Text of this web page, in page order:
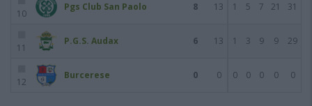
10
Pgs Club San Paolo 8 13 1 5 7 21 31
11
P.G.S. Audax 6 13 1 3 9 9 29
12
Burcerese 0 0 0 0 0 0 0